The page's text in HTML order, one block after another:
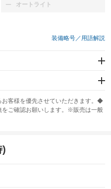
オートライト
：装備なし
装備略号／用語解説
ABS
お客様を優先させていただきます。◆
ご確認お願いします。※販売は一般
)